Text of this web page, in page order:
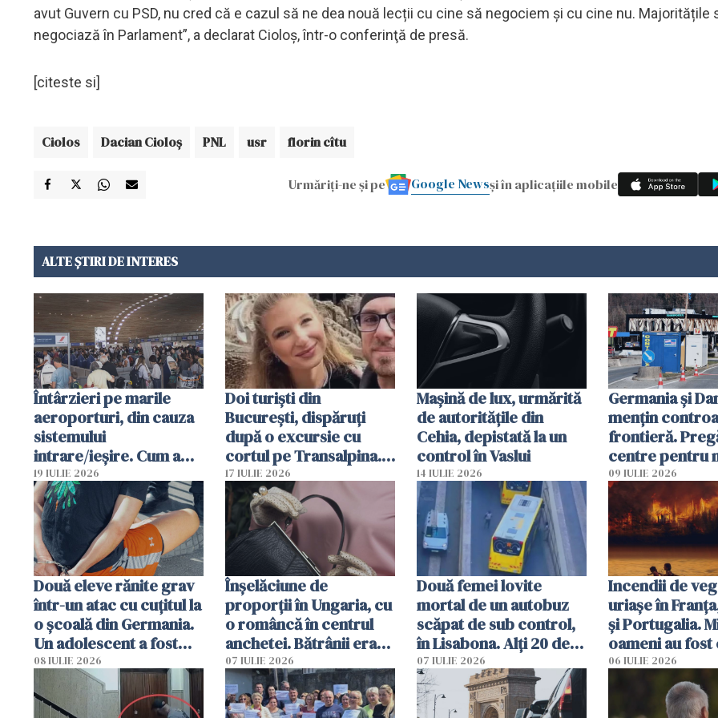
avut Guvern cu PSD, nu cred că e cazul să ne dea nouă lecții cu cine să negociem și cu cine nu. Majoritățile
negociază în Parlament”, a declarat Cioloş, într-o conferinţă de presă.
[citeste si]
Ciolos Dacian Cioloş PNL usr florin cîtu
Urmăriți-ne și pe Google Newsși în aplicațiile mobile
ALTE ȘTIRI DE INTERES
Întârzieri pe marile
aeroporturi, din cauza
sistemului
intrare/ieșire. Cum a
ajuns o femeie să fie
arestată în Cluj-Napoca
19 IULIE 2026
Doi turiști din
București, dispăruți
după o excursie cu
cortul pe Transalpina.
Poliția și familia îi caută
17 IULIE 2026
Mașină de lux, urmărită
de autoritățile din
Cehia, depistată la un
control în Vaslui
14 IULIE 2026
Germania și
mențin
frontieră.
centre pentru
respinși din UE
09 IULIE 2026
Două eleve rănite grav
într-un atac cu cuțitul la
o școală din Germania.
Un adolescent a fost
arestat
08 IULIE 2026
Înșelăciune de
proporții în Ungaria, cu
o româncă în centrul
anchetei. Bătrânii erau
puși să lase la poartă
genți cu aur și bani
07 IULIE 2026
Două femei lovite
mortal de un autobuz
scăpat de sub control,
în Lisabona. Alți 20 de
oameni sunt răniți
07 IULIE 2026
Incendii de
uriașe în
și Portugalia.
oameni au
06 IULIE 2026